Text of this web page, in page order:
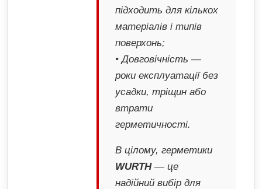
підходить для кількох
матеріалів і типів
поверхонь;
• Довговічність —
роки експлуатації без
усадки, тріщин або
втрати
герметичності.
В цілому, герметики
WURTH— це
надійний вибір для